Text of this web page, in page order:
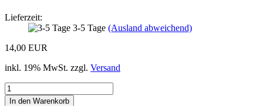
Lieferzeit:
3-5 Tage (Ausland abweichend)
14,00 EUR
inkl. 19% MwSt. zzgl. Versand